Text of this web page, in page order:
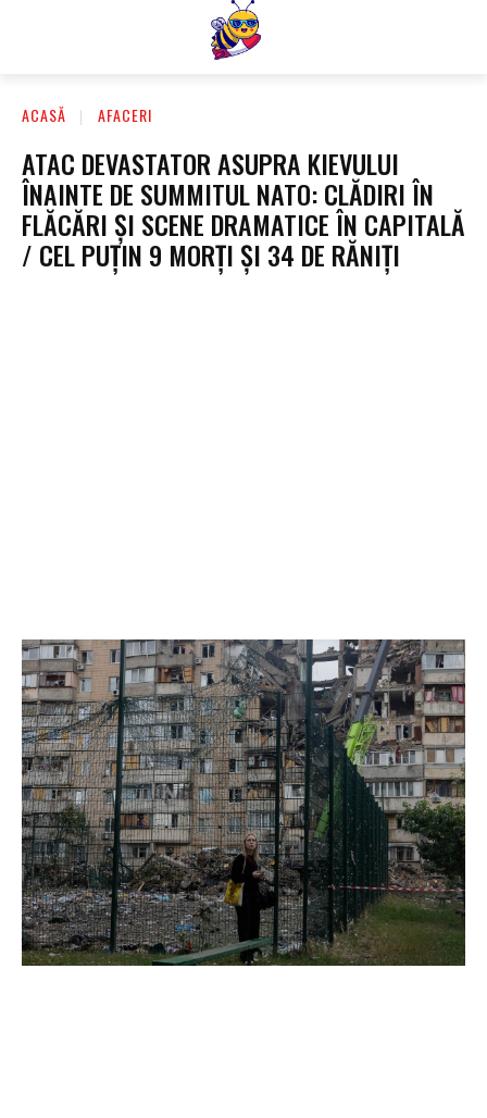
ACASĂ AFACERI
ATAC DEVASTATOR ASUPRA KIEVULUI
ÎNAINTE DE SUMMITUL NATO: CLĂDIRI ÎN
FLĂCĂRI ȘI SCENE DRAMATICE ÎN CAPITALĂ
/ CEL PUȚIN 9 MORȚI ȘI 34 DE RĂNIȚI